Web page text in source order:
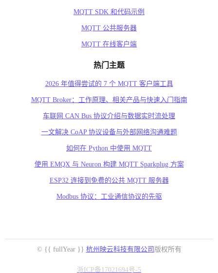
MQTT SDK 和代码示例
MQTT 公共服务器
MQTT 在线客户端
热门主题
2026 年值得尝试的 7 个 MQTT 客户端工具
MQTT Broker：工作原理、相关产品与快速入门指南
车联网 CAN Bus 协议介绍与数据实时流处理
一文解决 CoAP 协议设备与外部网络沟通难题
如何在 Python 中使用 MQTT
使用 EMQX 与 Neuron 构建 MQTT Sparkplug 方案
ESP32 连接到免费的公共 MQTT 服务器
Modbus 协议：工业通信协议的先驱
© {{ fullYear }} 杭州映云科技有限公司 版权所有
浙ICP备17021694号-5